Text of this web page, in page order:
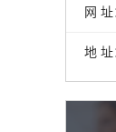
网
地 址